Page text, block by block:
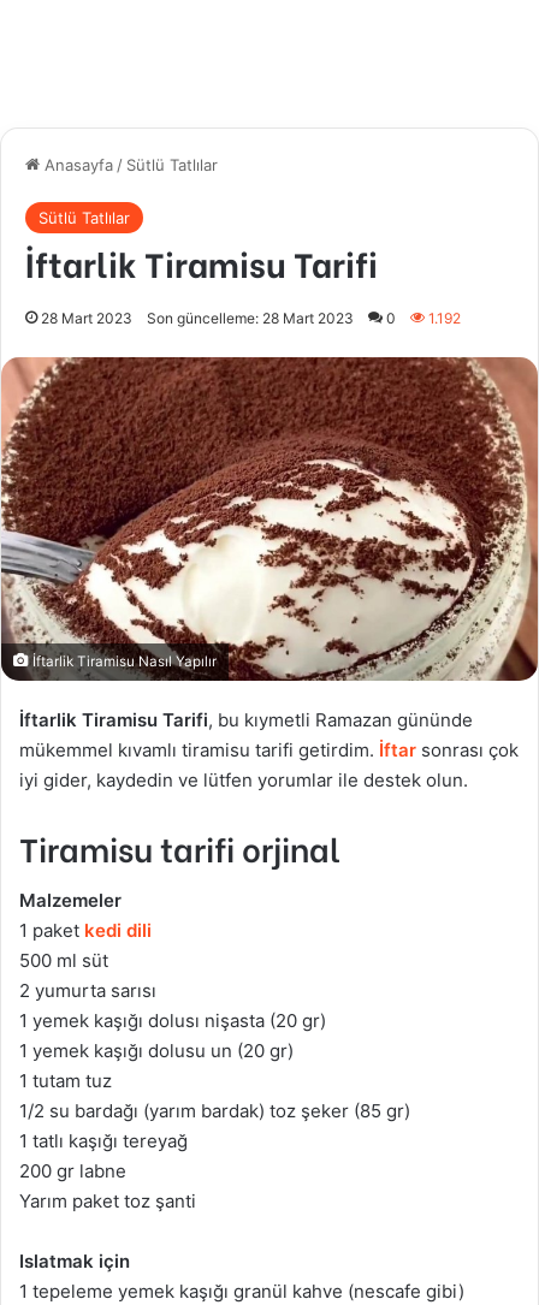
Anasayfa / Sütlü Tatlılar
Sütlü Tatlılar
İftarlik Tiramisu Tarifi
28 Mart 2023 Son güncelleme: 28 Mart 2023 0 1.192
İftarlik Tiramisu Nasıl Yapılır
İftarlik Tiramisu Tarifi, bu kıymetli Ramazan gününde
mükemmel kıvamlı tiramisu tarifi getirdim. İftar sonrası çok
iyi gider, kaydedin ve lütfen yorumlar ile destek olun.
Tiramisu tarifi orjinal
Malzemeler
1 paket kedi dili
500 ml süt
2 yumurta sarısı
1 yemek kaşığı dolusı nişasta (20 gr)
1 yemek kaşığı dolusu un (20 gr)
1 tutam tuz
1/2 su bardağı (yarım bardak) toz şeker (85 gr)
1 tatlı kaşığı tereyağ
200 gr labne
Yarım paket toz şanti
Islatmak için
1 tepeleme yemek kaşığı granül kahve (nescafe gibi)